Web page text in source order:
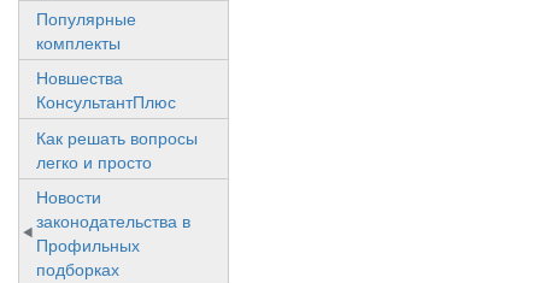
Популярные
комплекты
Новшества
КонсультантПлюс
Как решать вопросы
легко и просто
Новости
законодательства в
Профильных
подборках